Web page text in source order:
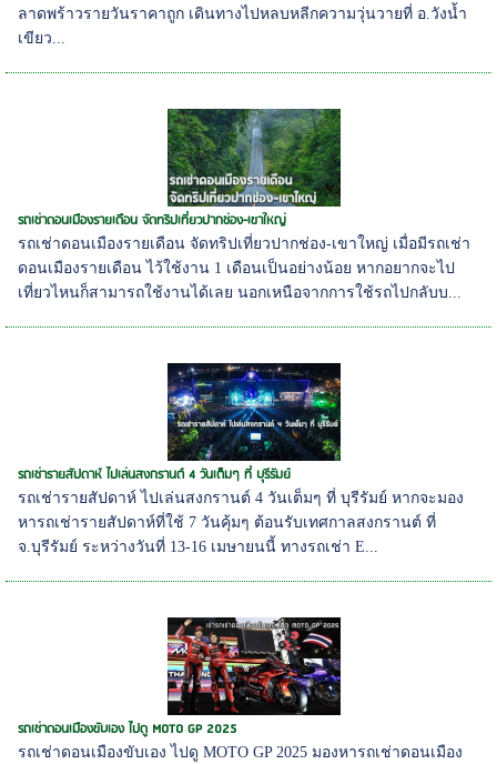
ลาดพร้าวรายวันราคาถูก เดินทางไปหลบหลีกความวุ่นวายที่ อ.วังน้ำ
เขียว...
รถเช่าดอนเมืองรายเดือน จัดทริปเที่ยวปากช่อง-เขาใหญ่
รถเช่าดอนเมืองรายเดือน จัดทริปเที่ยวปากช่อง-เขาใหญ่ เมื่อมีรถเช่า
ดอนเมืองรายเดือน ไว้ใช้งาน 1 เดือนเป็นอย่างน้อย หากอยากจะไป
เที่ยวไหนก็สามารถใช้งานได้เลย นอกเหนือจากการใช้รถไปกลับบ...
รถเช่ารายสัปดาห์ ไปเล่นสงกรานต์ 4 วันเต็มๆ ที่ บุรีรัมย์
รถเช่ารายสัปดาห์ ไปเล่นสงกรานต์ 4 วันเต็มๆ ที่ บุรีรัมย์ หากจะมอง
หารถเช่ารายสัปดาห์ที่ใช้ 7 วันคุ้มๆ ต้อนรับเทศกาลสงกรานต์ ที่
จ.บุรีรัมย์ ระหว่างวันที่ 13-16 เมษายนนี้ ทางรถเช่า E...
รถเช่าดอนเมืองขับเอง ไปดู MOTO GP 2025
รถเช่าดอนเมืองขับเอง ไปดู MOTO GP 2025 มองหารถเช่าดอนเมือง